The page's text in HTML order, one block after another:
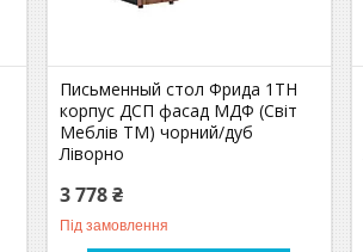
Письменный стол Фрида 1ТН
корпус ДСП фасад МДФ (Світ
Меблів TM) чорний/дуб
Ліворно
3 778 ₴
Під замовлення